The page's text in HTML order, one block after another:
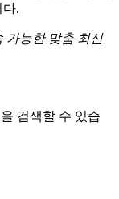
.
가능한 맞춤 최신
검색할 수 있습